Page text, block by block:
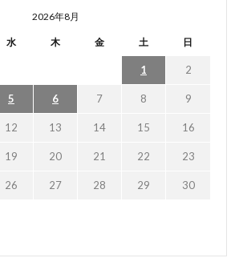
2026年8月
水 木 金 土 日
1 2
5 6 7 8 9
12 13 14 15 16
19 20 21 22 23
26 27 28 29 30